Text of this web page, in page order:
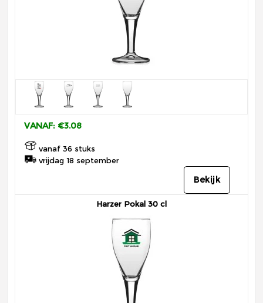
VANAF: €3.08
vanaf 36 stuks
vrijdag 18 september
Bekijk
Harzer Pokal 30 cl